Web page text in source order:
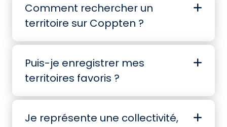
Comment rechercher un
territoire sur Coppten ?
Puis-je enregistrer mes
territoires favoris ?
Je représente une collectivité,